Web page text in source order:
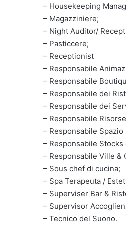
– Housekeeping
– Magazziniere;
– Night Auditor/
– Pasticcere;
– Receptionist
– Responsabile
– Responsabile
– Responsabile dei
– Responsabile dei
– Responsabile
– Responsabile Spazio
– Responsabile
– Responsabile Ville &
– Sous chef di cucina;
– Spa Terapeuta /
– Superviser Bar &
– Supervisor
– Tecnico del Suono.